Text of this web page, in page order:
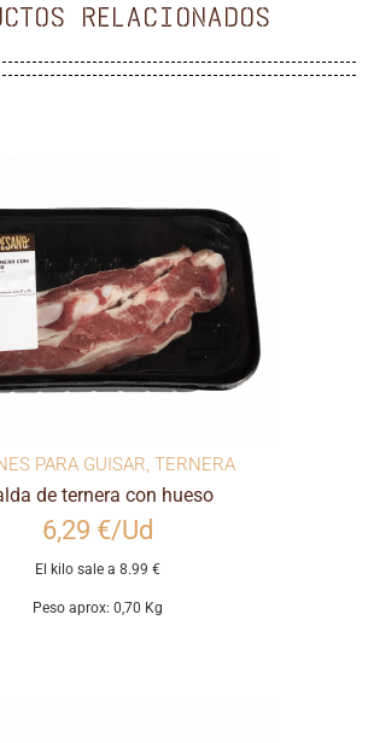
RELACIONADOS
PARA GUISAR, TERNERA
de ternera con hueso
6,29 €/Ud
El kilo sale a 8.99 €
Peso aprox: 0,70 Kg